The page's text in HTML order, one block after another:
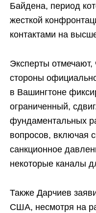
Байдена, период
жесткой
контактами на
Эксперты отмечают,
стороны
в Вашингтоне
ограниченный,
фундаментальных
вопросов, включая
санкционное
некоторые каналы
Также Дарчиев
США, несмотря на